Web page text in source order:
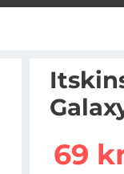
rea
69